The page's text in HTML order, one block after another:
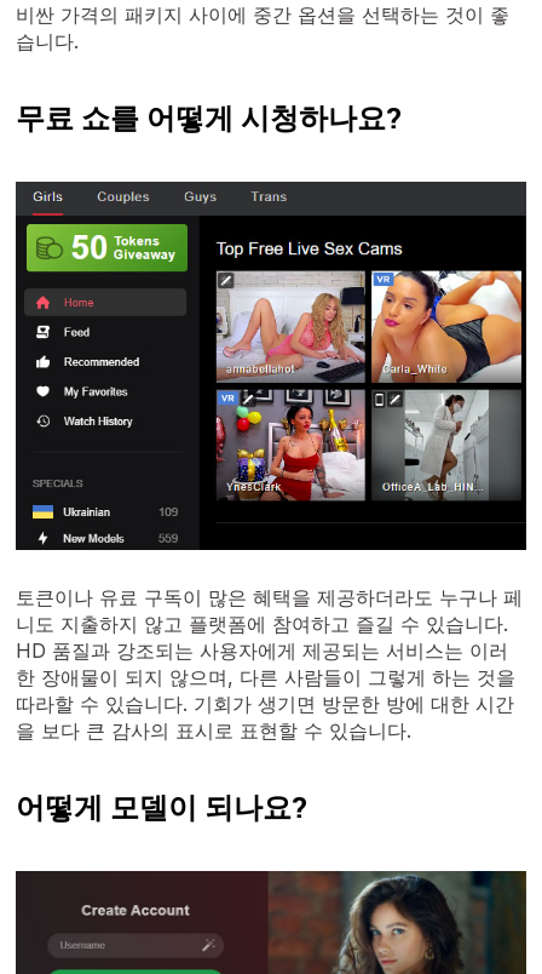
비싼 가격의 패키지 사이에 중간 옵션을 선택하는 것이 좋
습니다.
무료 쇼를 어떻게 시청하나요?
토큰이나 유료 구독이 많은 혜택을 제공하더라도 누구나 페
니도 지출하지 않고 플랫폼에 참여하고 즐길 수 있습니다.
HD 품질과 강조되는 사용자에게 제공되는 서비스는 이러
한 장애물이 되지 않으며, 다른 사람들이 그렇게 하는 것을
따라할 수 있습니다. 기회가 생기면 방문한 방에 대한 시간
을 보다 큰 감사의 표시로 표현할 수 있습니다.
어떻게 모델이 되나요?